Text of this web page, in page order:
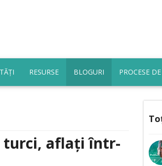
RESURSE BLOGURI PROCESE
turci, aflați într-